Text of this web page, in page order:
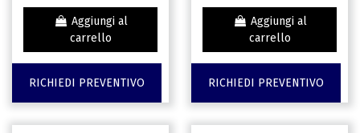
Aggiungi al
carrello
RICHIEDI PREVENTIVO
Aggiungi al
carrello
RICHIEDI PREVENTIVO